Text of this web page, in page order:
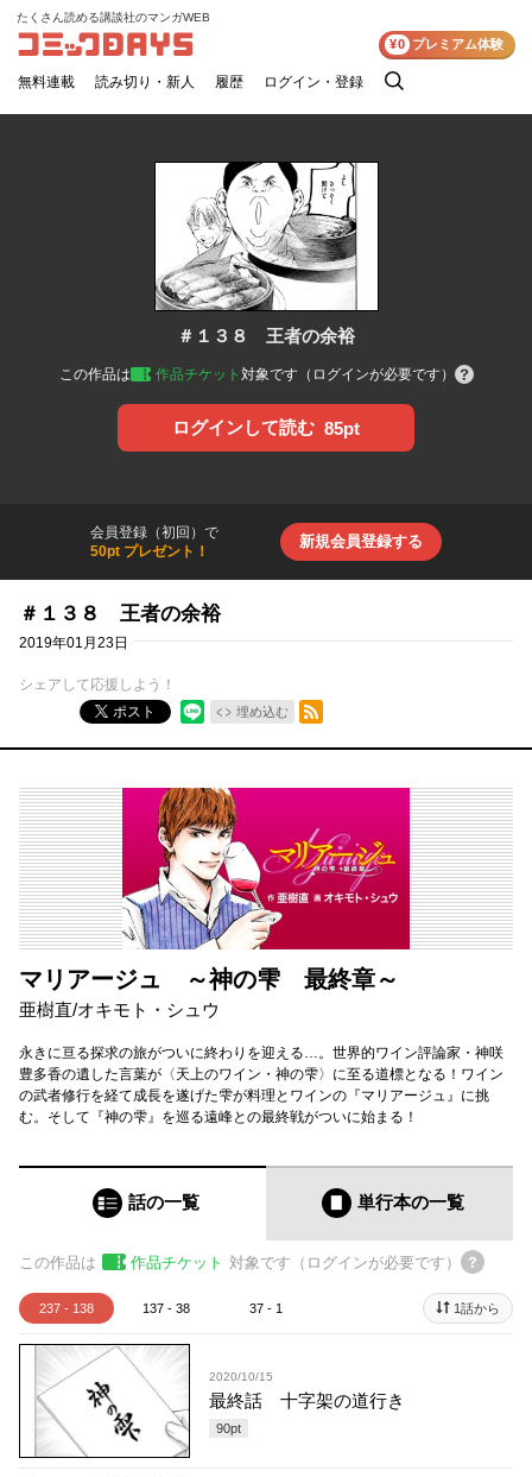
コミックDAYS
たくさん読める講談社のマンガWEB
無料連載 読み切り・新人 履歴 ログイン・登録
検
¥0 プレミアム体験
＃１３８ 王者の余裕
この作品は 作品チケット 対象です（ログインが必要です）
ログインして読む 85pt
会員登録（初回）で
50pt プレゼント！
新規会員登録する
＃１３８ 王者の余裕
2019年01月23日
シェアして応援しよう！
ポスト
埋め込む
RSSフィード
マリアージュ ～神の雫 最終章～
亜樹直/オキモト・シュウ
永きに亘る探求の旅がついに終わりを迎える…。世界的ワイン評論家・神咲
豊多香の遺した言葉が〈天上のワイン・神の雫〉に至る道標となる！ワイン
の武者修行を経て成長を遂げた雫が料理とワインの『マリアージュ』に挑
む。そして『神の雫』を巡る遠峰との最終戦がついに始まる！
話の一覧 単行本の一覧
この作品は 作品チケット 対象です（ログインが必要です）
237 - 138 137 - 38 37 - 1 1話から
2020/10/15
最終話 十字架の道行き
90pt